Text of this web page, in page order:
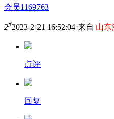
会员1169763
2#2023-2-21 16:52:04 来自 山东
点评
回复